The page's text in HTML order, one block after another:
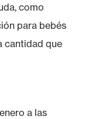
como
para bebés
cantidad que
a las